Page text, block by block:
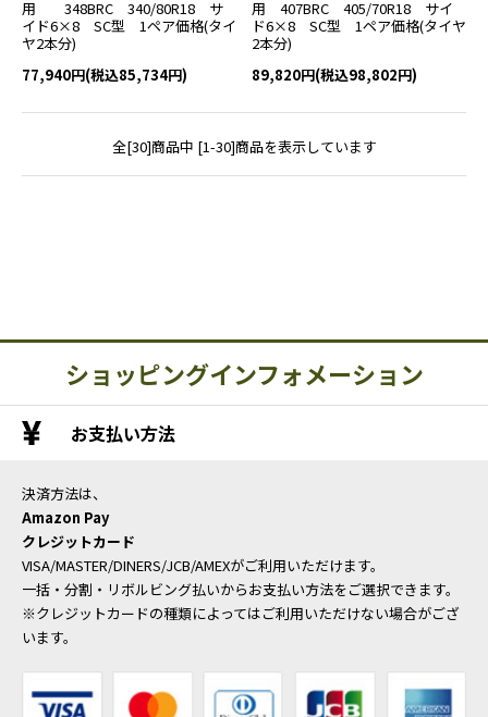
用 348BRC 340/80R18 サ
イド6×8 SC型 1ペア価格(タイ
ヤ2本分)
77,940円(税込85,734円)
用 407BRC 405/70R18 サイ
ド6×8 SC型 1ペア価格(タイヤ
2本分)
89,820円(税込98,802円)
全[30]商品中 [1-30]商品を表示しています
ショッピングインフォメーション
お支払い方法
決済方法は、
Amazon Pay
クレジットカード
VISA/MASTER/DINERS/JCB/AMEXがご利用いただけます。
一括・分割・リボルビング払いからお支払い方法をご選択できます。
※クレジットカードの種類によってはご利用いただけない場合がござ
います。